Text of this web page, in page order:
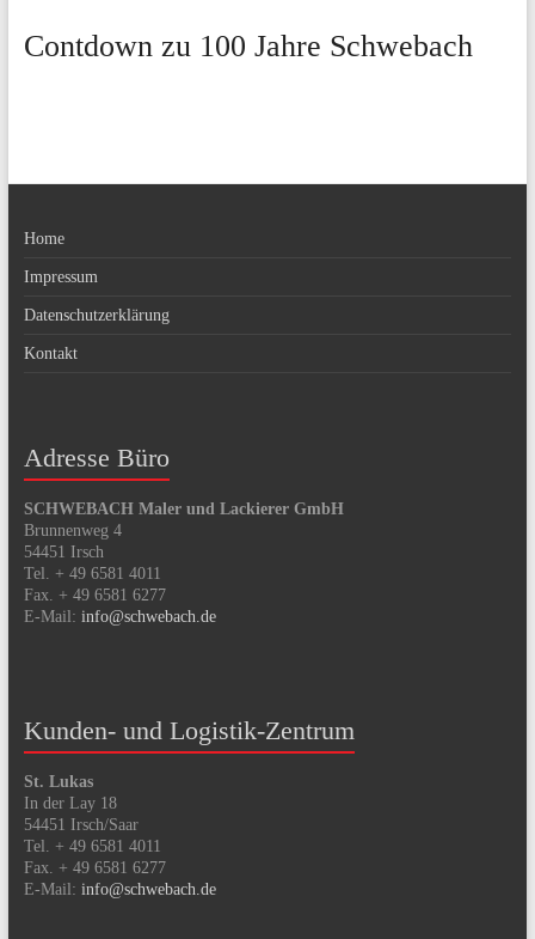
Contdown zu 100 Jahre Schwebach
Home
Impressum
Datenschutzerklärung
Kontakt
Adresse Büro
SCHWEBACH Maler und Lackierer GmbH
Brunnenweg 4
54451 Irsch
Tel. + 49 6581 4011
Fax. + 49 6581 6277
E-Mail: info@schwebach.de
Kunden- und Logistik-Zentrum
St. Lukas
In der Lay 18
54451 Irsch/Saar
Tel. + 49 6581 4011
Fax. + 49 6581 6277
E-Mail: info@schwebach.de